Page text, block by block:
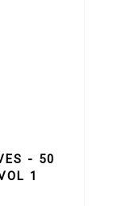
- 50
1